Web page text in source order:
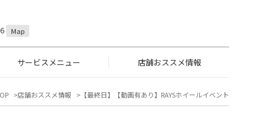
Map
サービスメニュー 店舗おススメ情報
店舗おススメ情報 【最終日】【動画有あり】RAYSホイールイベント